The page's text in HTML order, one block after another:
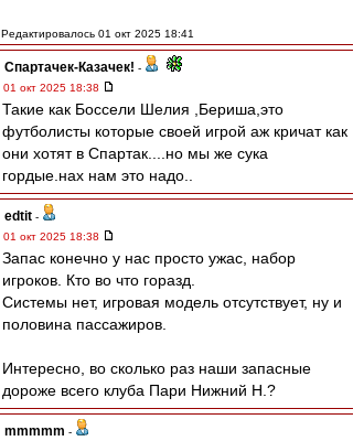
Редактировалось 01 окт 2025 18:41
Спартачек-Казачек! -
01 окт 2025 18:38
Такие как Боссели Шелия ,Бериша,это
футболисты которые своей игрой аж кричат как
они хотят в Спартак....но мы же сука
гордые.нах нам это надо..
edtit -
01 окт 2025 18:38
Запас конечно у нас просто ужас, набор
игроков. Кто во что горазд.
Системы нет, игровая модель отсутствует, ну и
половина пассажиров.
Интересно, во сколько раз наши запасные
дороже всего клуба Пари Нижний Н.?
mmmmm -